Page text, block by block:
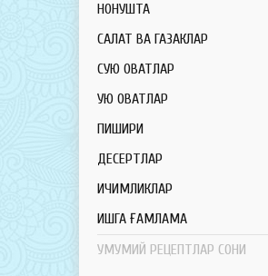
НОНУШТА
САЛАТ ВА ГАЗАКЛАР
СУЮҚ ОВҚАТЛАР
ҚУЮҚ ОВҚАТЛАР
ПИШИРИҚ
ДЕСЕРТЛАР
ИЧИМЛИКЛАР
ҚИШГА ҒАМЛАМА
УМУМИЙ РЕЦЕПТЛАР СОНИ